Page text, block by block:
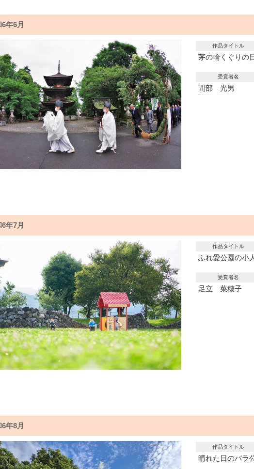
年6月
作品タイトル
茅の輪くぐりの
受賞者名
間部 光男
年7月
作品タイトル
ふれ愛公園の小
受賞者名
足立 菜穂子
年8月
作品タイトル
晴れた日のバラ